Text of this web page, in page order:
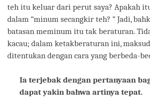
teh itu keluar dari perut saya? Apakah
dalam “minum secangkir teh? ” Jadi,
batasan meminum itu tak beraturan.
kacau; dalam ketakberaturan ini,
ditentukan dengan cara yang berbeda-
Ia terjebak dengan pertanyaan
dapat yakin bahwa artinya tepat.